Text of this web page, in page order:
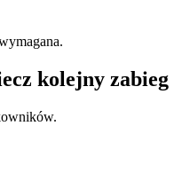
kolejny zabieg